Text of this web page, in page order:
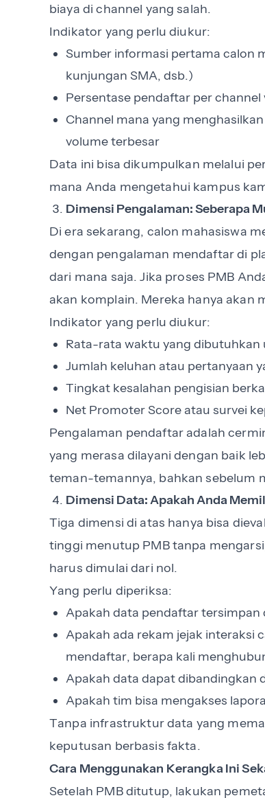
biaya di channel yang salah.
Indikator yang perlu diukur:
Sumber informasi pertama calon
kunjungan SMA, dsb.)
Persentase pendaftar per
Channel mana yang
volume terbesar
Data ini bisa dikumpulkan melalui
mana Anda mengetahui kampus
Dimensi Pengalaman: Seberapa
Di era sekarang, calon mahasiswa
dengan pengalaman mendaftar di
dari mana saja. Jika proses PMB
akan komplain. Mereka hanya akan
Indikator yang perlu diukur:
Rata-rata waktu yang
Jumlah keluhan atau pertanyaan
Tingkat kesalahan pengisian
Net Promoter Score atau survei
Pengalaman pendaftar adalah
yang merasa dilayani dengan baik
teman-temannya, bahkan sebelum
Dimensi Data: Apakah Anda
Tiga dimensi di atas hanya bisa
tinggi menutup PMB tanpa
harus dimulai dari nol.
Yang perlu diperiksa:
Apakah data pendaftar tersimpan
Apakah ada rekam jejak interaksi
mendaftar, berapa kali
Apakah data dapat dibandingkan
Apakah tim bisa mengakses
Tanpa infrastruktur data yang
keputusan berbasis fakta.
Cara Menggunakan Kerangka Ini
Setelah PMB ditutup, lakukan